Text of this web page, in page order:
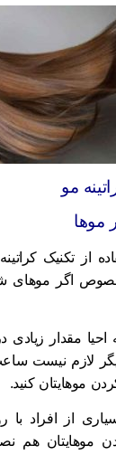
مو
تکنیک کراتینه،
اگر موهای شما
احیا مقدار
لازم نیست
کنید.
از افراد با
هم نصف